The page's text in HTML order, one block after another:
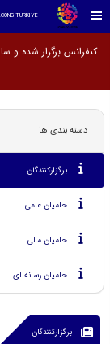
TURKIYE
کنفرانس برگزار شده و
دسته بندی ها
برگزارکنندگان
حامیان علمی
حامیان مالی
حامیان رسانه ای
برگزارکنندگان